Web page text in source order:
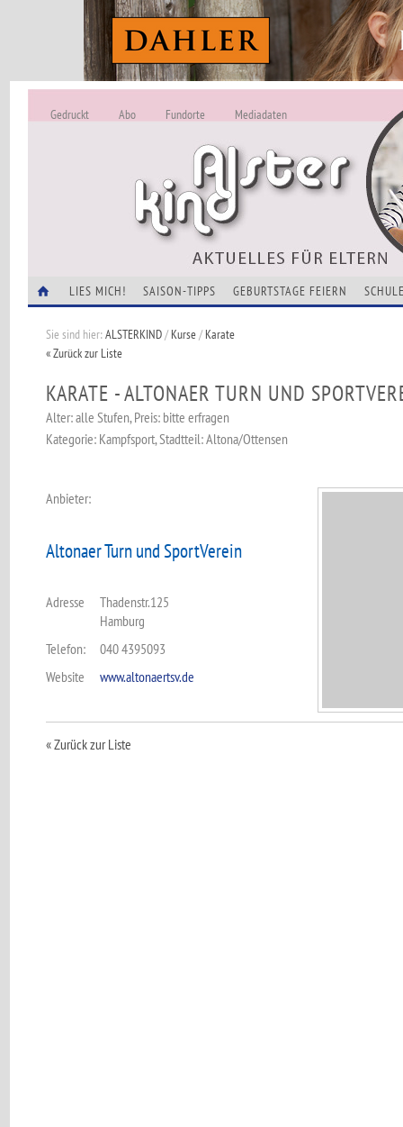
ALSTERKIND -
Alles Neu
Gedruckt Abo Fundorte Mediadaten
LIES MICH! SAISON-TIPPS GEBURTSTAGE FEIERN
Sie sind hier:ALSTERKIND/Kurse/Karate
« Zurück zur Liste
KARATE - ALTONAER TURN UND
Alter: alle Stufen, Preis: bitte erfragen
Kategorie: Kampfsport, Stadtteil: Altona/Ottensen
Anbieter:
Altonaer Turn und SportVerein
Adresse
Thadenstr.125
Hamburg
Telefon:
040 4395093
Website
www.altonaertsv.de
« Zurück zur Liste